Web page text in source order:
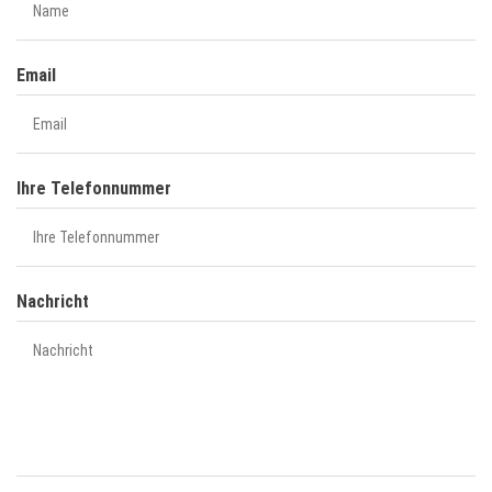
Email
Ihre Telefonnummer
Nachricht